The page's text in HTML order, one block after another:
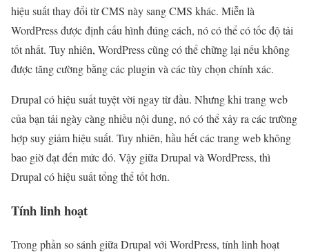
hiệu suất thay đổi từ CMS này sang CMS khác. Miễn là
WordPress được định cấu hình đúng cách, nó có thể có tốc độ tải
tốt nhất. Tuy nhiên, WordPress cũng có thể chững lại nếu không
được tăng cường bằng các plugin và các tùy chọn chính xác.
Drupal có hiệu suất tuyệt vời ngay từ đầu. Nhưng khi trang web
của bạn tải ngày càng nhiều nội dung, nó có thể xảy ra các trường
hợp suy giảm hiệu suất. Tuy nhiên, hầu hết các trang web không
bao giờ đạt đến mức đó. Vậy giữa Drupal và WordPress, thì
Drupal có hiệu suất tổng thể tốt hơn.
Tính linh hoạt
Trong phần so sánh giữa Drupal với WordPress, tính linh hoạt